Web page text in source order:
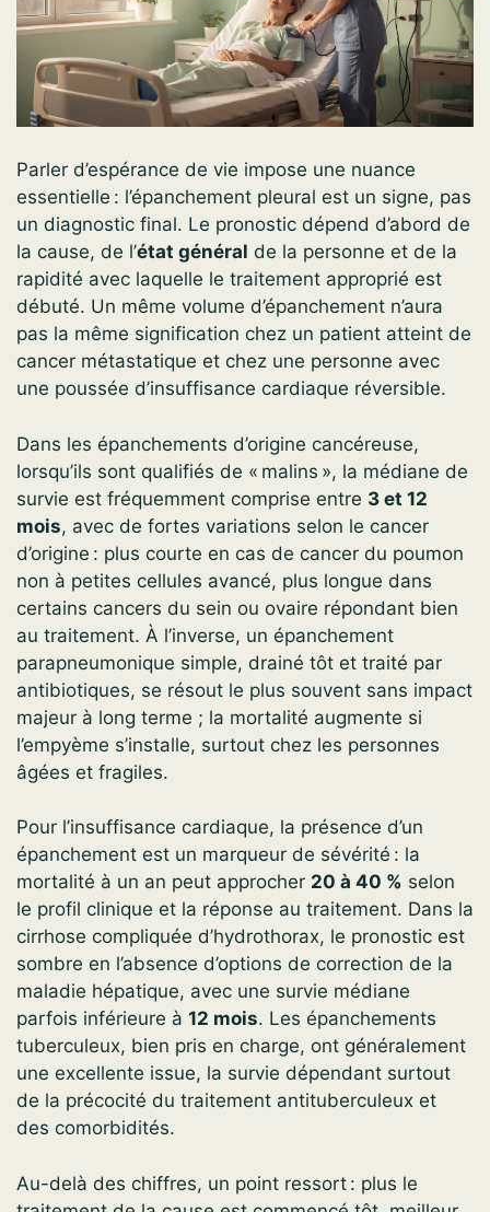
Parler d’espérance de vie impose une nuance
essentielle : l’épanchement pleural est un signe, pas
un diagnostic final. Le pronostic dépend d’abord de
la cause, de l’état général de la personne et de la
rapidité avec laquelle le traitement approprié est
débuté. Un même volume d’épanchement n’aura
pas la même signification chez un patient atteint de
cancer métastatique et chez une personne avec
une poussée d’insuffisance cardiaque réversible.
Dans les épanchements d’origine cancéreuse,
lorsqu’ils sont qualifiés de « malins », la médiane de
survie est fréquemment comprise entre 3 et 12
mois, avec de fortes variations selon le cancer
d’origine : plus courte en cas de cancer du poumon
non à petites cellules avancé, plus longue dans
certains cancers du sein ou ovaire répondant bien
au traitement. À l’inverse, un épanchement
parapneumonique simple, drainé tôt et traité par
antibiotiques, se résout le plus souvent sans impact
majeur à long terme ; la mortalité augmente si
l’empyème s’installe, surtout chez les personnes
âgées et fragiles.
Pour l’insuffisance cardiaque, la présence d’un
épanchement est un marqueur de sévérité : la
mortalité à un an peut approcher 20 à 40 % selon
le profil clinique et la réponse au traitement. Dans la
cirrhose compliquée d’hydrothorax, le pronostic est
sombre en l’absence d’options de correction de la
maladie hépatique, avec une survie médiane
parfois inférieure à 12 mois. Les épanchements
tuberculeux, bien pris en charge, ont généralement
une excellente issue, la survie dépendant surtout
de la précocité du traitement antituberculeux et
des comorbidités.
Au-delà des chiffres, un point ressort : plus le